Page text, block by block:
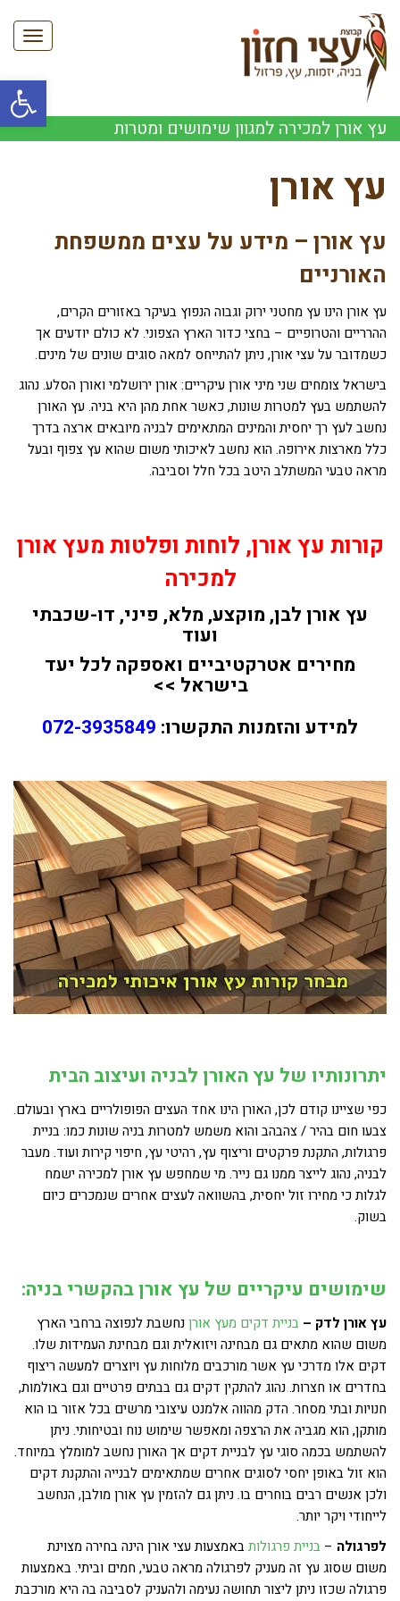
פתח
עץ אורן למכירה למגוון שימושים ומטרות
עץ אורן
עץ אורן – מידע על עצים ממשפחת
האורניים
עץ אורן הינו עץ מחטני ירוק וגבוה הנפוץ בעיקר באזורים הקרים,
ההרריים והטרופיים – בחצי כדור הארץ הצפוני. לא כולם יודעים אך
כשמדובר על עצי אורן, ניתן להתייחס למאה סוגים שונים של מינים.
בישראל צומחים שני מיני אורן עיקריים: אורן ירושלמי ואורן הסלע. נהוג
להשתמש בעץ למטרות שונות, כאשר אחת מהן היא בניה. עץ האורן
נחשב לעץ רך יחסית והמינים המתאימים לבניה מיובאים ארצה בדרך
כלל מארצות אירופה. הוא נחשב לאיכותי משום שהוא עץ צפוף ובעל
מראה טבעי המשתלב היטב בכל חלל וסביבה.
קורות עץ אורן, לוחות ופלטות מעץ אורן
למכירה
עץ אורן לבן, מוקצע, מלא, פיני, דו-שכבתי
ועוד
מחירים אטרקטיביים ואספקה לכל יעד
בישראל >>
למידע והזמנות התקשרו: 072-3935849
יתרונותיו של עץ האורן לבניה ועיצוב הבית
כפי שציינו קודם לכן, האורן הינו אחד העצים הפופולריים בארץ ובעולם.
צבעו חום בהיר / צהבהב והוא משמש למטרות בניה שונות כמו: בניית
פרגולות, התקנת פרקטים וריצוף עץ, רהיטי עץ, חיפוי קירות ועוד. מעבר
לבניה, נהוג לייצר ממנו גם נייר. מי שמחפש עץ אורן למכירה ישמח
לגלות כי מחירו זול יחסית, בהשוואה לעצים אחרים שנמכרים כיום
בשוק.
שימושים עיקריים של עץ אורן בהקשרי בניה:
עץ אורן לדק – בניית דקים מעץ אורןנחשבת לנפוצה ברחבי הארץ
משום שהוא מתאים גם מבחינה ויזואלית וגם מבחינת העמידות שלו.
דקים אלו מדרכי עץ אשר מורכבים מלוחות עץ ויוצרים למעשה ריצוף
בחדרים או חצרות. נהוג להתקין דקים גם בבתים פרטיים וגם באולמות,
חנויות ובתי מסחר. הדק מהווה אלמנט עיצובי מרשים בכל אזור בו הוא
מותקן, הוא מגביה את הרצפה ומאפשר שימוש נוח ובטיחותי. ניתן
להשתמש בכמה סוגי עץ לבניית דקים אך האורן נחשב למומלץ במיוחד.
הוא זול באופן יחסי לסוגים אחרים שמתאימים לבנייה והתקנת דקים
ולכן אנשים רבים בוחרים בו. ניתן גם להזמין עץ אורן מולבן, הנחשב
לייחודי ויקר יותר.
לפרגולה – בניית פרגולותבאמצעות עצי אורן הינה בחירה מצוינת
משום שסוג עץ זה מעניק לפרגולה מראה טבעי, חמים וביתי. באמצעות
פרגולה שכזו ניתן ליצור תחושה נעימה ולהעניק לסביבה בה היא מורכבת